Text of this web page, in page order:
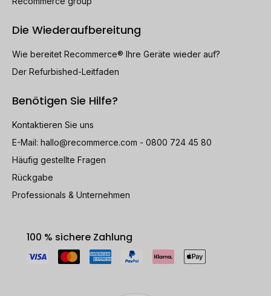
Die Wiederaufbereitung
Wie bereitet Recommerce® Ihre Geräte wieder auf?
Der Refurbished-Leitfaden
Benötigen Sie Hilfe?
Kontaktieren Sie uns
E-Mail: hallo@recommerce.com - 0800 724 45 80
Häufig gestellte Fragen
Rückgabe
Professionals & Unternehmen
100 % sichere Zahlung